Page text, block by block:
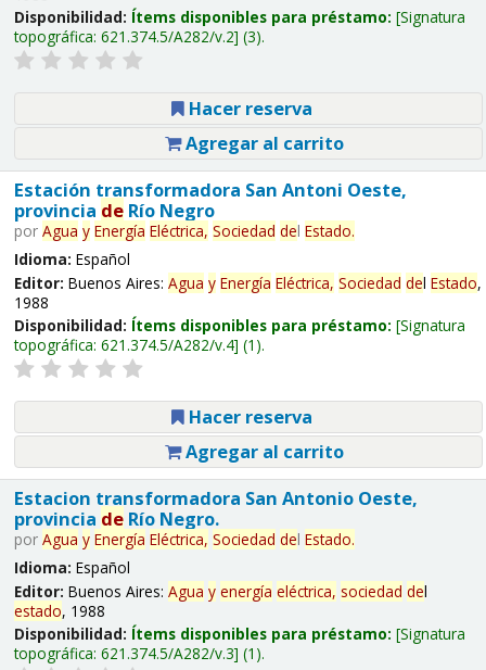
Disponibilidad: Ítems disponibles para préstamo: Signatura
topográfica: 621.374.5/A282/v.2 (3).
Hacer reserva
Agregar al carrito
Estación transformadora San Antoni Oeste,
provincia deRío Negro
por Agua y Energía Eléctrica, Sociedad del Estado.
Idioma: Español
Editor: Buenos Aires: Agua y Energía Eléctrica, Sociedad del Estado,
1988
Disponibilidad: Ítems disponibles para préstamo: Signatura
topográfica: 621.374.5/A282/v.4 (1).
Hacer reserva
Agregar al carrito
Estacion transformadora San Antonio Oeste,
provincia deRío Negro.
por Agua y Energía Eléctrica, Sociedad del Estado.
Idioma: Español
Editor: Buenos Aires: Agua y energía eléctrica, sociedad del
estado, 1988
Disponibilidad: Ítems disponibles para préstamo: Signatura
topográfica: 621.374.5/A282/v.3 (1).